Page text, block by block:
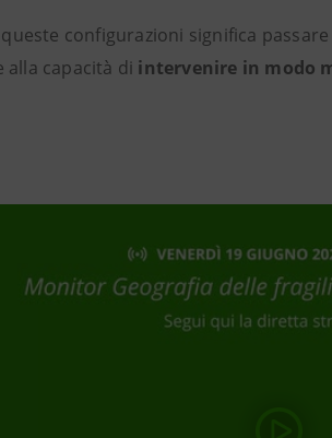
configurazioni significa
alla capacità di intervenire in modo